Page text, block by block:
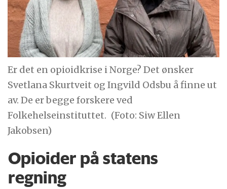
Er det en opioidkrise i Norge? Det ønsker
Svetlana Skurtveit og Ingvild Odsbu å finne ut
av. De er begge forskere ved
Folkehelseinstituttet. (Foto: Siw Ellen
Jakobsen)
Opioider på statens
regning